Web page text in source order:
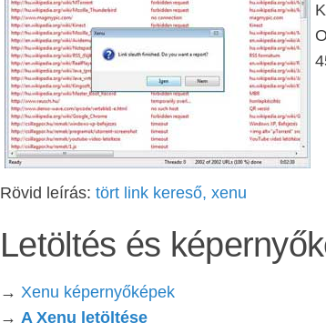
Rövid leírás: tört link kereső, xenu
Letöltés és
→ Xenu képernyőképek
→ A Xenu letöltése